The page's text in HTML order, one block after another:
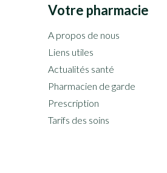
Votre pharmacie
A propos de nous
Liens utiles
Actualités santé
Pharmacien de garde
Prescription
Tarifs des soins